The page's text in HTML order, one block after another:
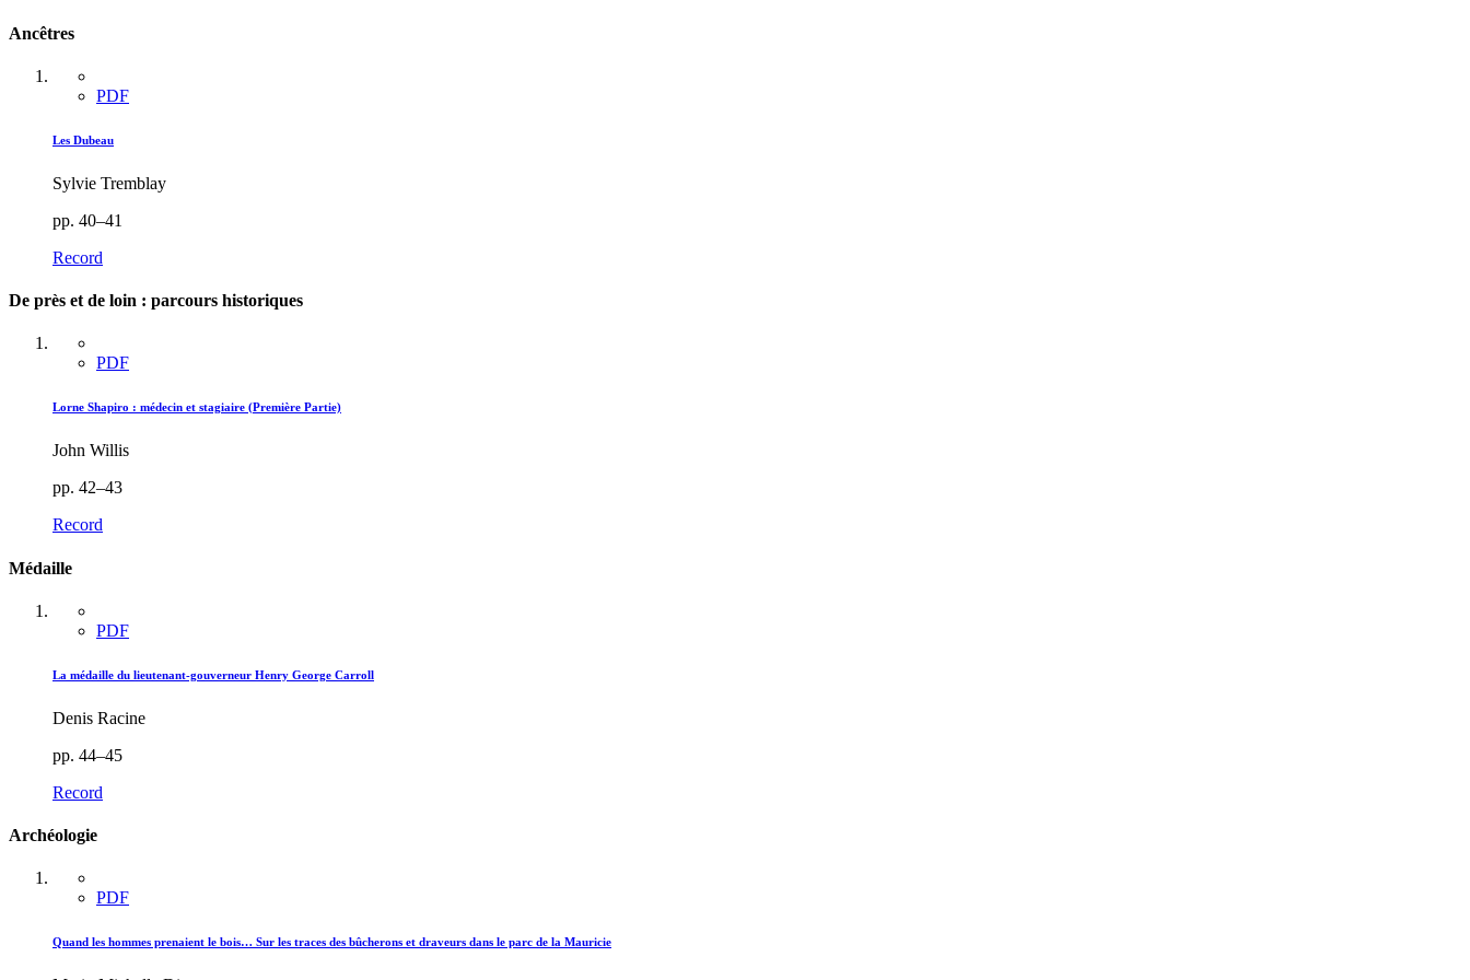
Ancêtres
PDF
Les Dubeau
Sylvie Tremblay
pp. 40–41
Record
De près et de loin : parcours historiques
PDF
Lorne Shapiro : médecin et stagiaire (Première Partie)
John Willis
pp. 42–43
Record
Médaille
PDF
La médaille du lieutenant-gouverneur Henry George Carroll
Denis Racine
pp. 44–45
Record
Archéologie
PDF
Quand les hommes prenaient le bois… Sur les traces des bûcherons et draveurs dans le parc de la Mauricie